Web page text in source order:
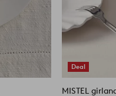
Deal